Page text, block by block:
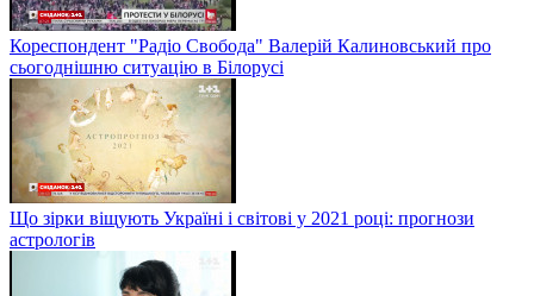
Кореспондент "Радіо Свобода" Валерій Калиновський про
сьогоднішню ситуацію в Білорусі
Що зірки віщують Україні і світові у 2021 році: прогнози
астрологів